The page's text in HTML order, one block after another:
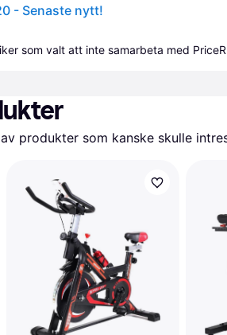
- Senaste nytt!
som valt att inte samarbeta med
produkter som kanske skulle